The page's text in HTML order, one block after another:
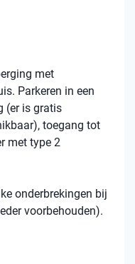
met
Parkeren in een
(er is gratis
toegang tot
met type 2
onderbrekingen bij
voorbehouden).